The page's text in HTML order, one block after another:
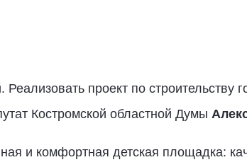
проект по строительству
Костромской областной Думы
и комфортная детская площадка: